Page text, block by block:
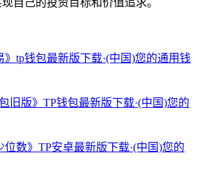
自己的投资目标和价值追求。
》tp钱包最新版下载·(中国)您的通用钱
旧版》TP钱包最新版下载·(中国)您的
位数》TP安卓最新版下载·(中国)您的